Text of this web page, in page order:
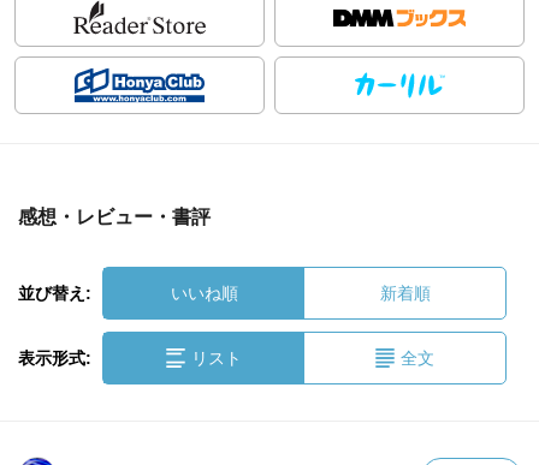
感想・レビュー・書評
並び替え: いいね順 新着順
表示形式: リスト 全文